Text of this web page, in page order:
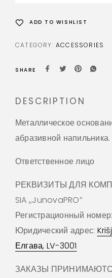
ADD TO WISHLIST
CATEGORY: ACCESSORIES
SHARE
DESCRIPTION
Металлическое
абразивной напильника.
Ответственное лицо
РЕКВИЗИТЫ ДЛЯ
SIA ,,JunovaPRO”
Регистрационный
Юридический адрес:
Елгава, LV-3001
ЗАКАЗЫ